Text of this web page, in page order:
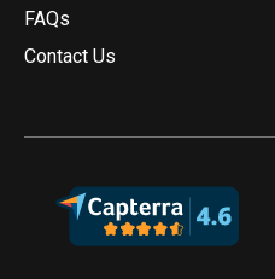
FAQs
Contact Us